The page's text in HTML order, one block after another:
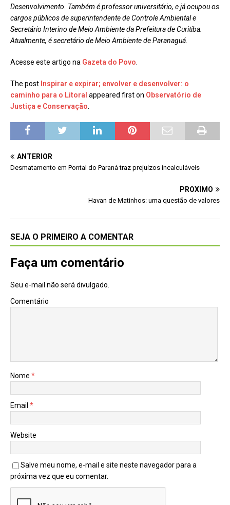
Desenvolvimento. Também é professor universitário, e já ocupou os
cargos públicos de superintendente de Controle Ambiental e
Secretário Interino de Meio Ambiente da Prefeitura de Curitiba.
Atualmente, é secretário de Meio Ambiente de Paranaguá.
Acesse este artigo na Gazeta do Povo
The post Inspirar e expirar; envolver e desenvolver: o
caminho para o Litoral appeared first on Observatório de
Justiça e Conservação
ANTERIOR
Desmatamento em Pontal do Paraná traz prejuízos incalculáveis
PRÓXIMO
Havan de Matinhos: uma questão de valores
SEJA O PRIMEIRO A COMENTAR
Faça um comentário
Seu e-mail não será divulgado.
Comentário
Nome *
Email *
Website
Salve meu nome, e-mail e site neste navegador para a
próxima vez que eu comentar.